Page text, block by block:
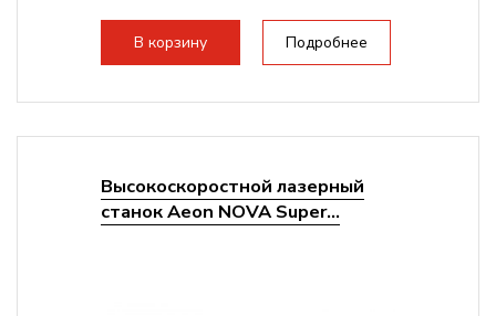
140мм,...
В корзину Подробнее
Высокоскоростной лазерный
станок Aeon NOVA Super...